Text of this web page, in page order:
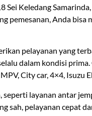
Sei Keledang
pemesanan, Anda
pelayanan yang
dalam kondisi
City car, 4×4, Isuzu
layanan antar
sah, pelayanan cepat